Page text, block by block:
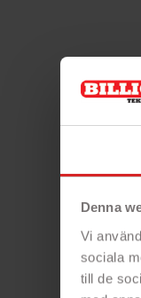
Denna
Vi
sociala
till de